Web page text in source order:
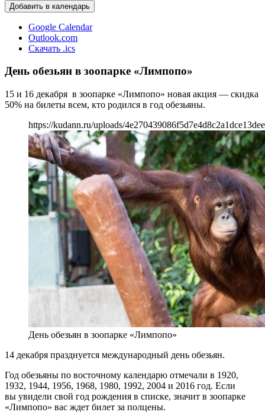
Добавить в календарь
Google Calendar
Outlook.com
Скачать .ics
День обезьян в зоопарке «Лимпопо»
15 и 16 декабря в зоопарке «Лимпопо» новая акция — скидка
50% на билеты всем, кто родился в год обезьяны.
https://kudann.ru/uploads/
День обезьян в зоопарке «Лимпопо»
14 декабря празднуется международный день обезьян.
Год обезьяны по восточному календарю отмечали в 1920,
1932, 1944, 1956, 1968, 1980, 1992, 2004 и 2016 год. Если
вы увидели свой год рождения в списке, значит в зоопарке
«Лимпопо» вас ждет билет за полцены.